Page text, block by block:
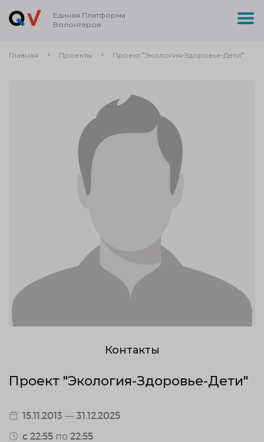
Единая Платформа
Волонтёров
Главная Проекты Проект "Экология-Здоровье-Дети"
Контакты
Проект "Экология-Здоровье-Дети"
15.11.2013 — 31.12.2025
c 22:55 по 22:55